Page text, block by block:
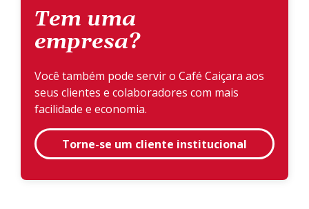
Tem uma
empresa?
Você também pode servir o Café Caiçara aos
seus clientes e colaboradores com mais
facilidade e economia.
Torne-se um cliente institucional